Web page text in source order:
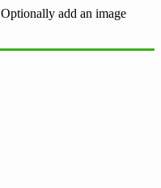
Optionally add an image